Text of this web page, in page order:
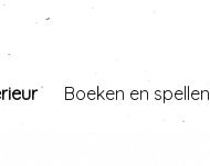
Boeken en spellen